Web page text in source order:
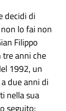
decidi di
lo fai non
Filippo
tre anni che
1992, un
due anni di
nella sua